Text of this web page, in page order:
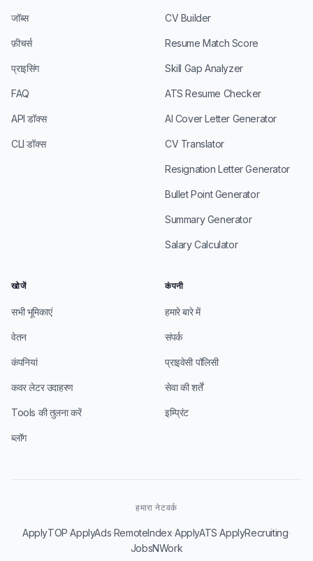
जॉब्स
फ़ीचर्स
प्राइसिंग
FAQ
API डॉक्स
CLI डॉक्स
CV Builder
Resume Match Score
Skill Gap Analyzer
ATS Resume Checker
AI Cover Letter Generator
CV Translator
Resignation Letter Generator
Bullet Point Generator
Summary Generator
Salary Calculator
खोजें
सभी भूमिकाएं
वेतन
कंपनियां
कवर लेटर उदाहरण
Tools की तुलना करें
ब्लॉग
कंपनी
हमारे बारे में
संपर्क
प्राइवेसी पॉलिसी
सेवा की शर्तें
इम्प्रिंट
हमारा नेटवर्क
ApplyTOP·ApplyAds·RemoteIndex·ApplyATS·ApplyRecruiting·
JobsNWork